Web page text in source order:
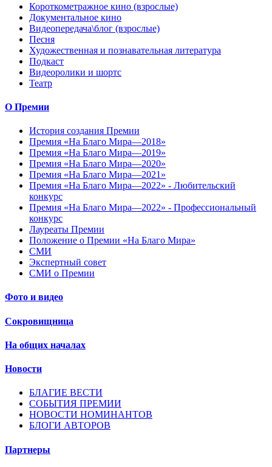
Короткометражное кино (взрослые)
Документальное кино
Видеопередача\блог (взрослые)
Песня
Художественная и познавательная литература
Подкаст
Видеоролики и шортс
Театр
О Премии
История создания Премии
Премия «На Благо Мира—2018»
Премия «На Благо Мира—2019»
Премия «На Благо Мира—2020»
Премия «На Благо Мира—2021»
Премия «На Благо Мира—2022» - Любительский
конкурс
Премия «На Благо Мира—2022» - Профессиональный
конкурс
Лауреаты Премии
Положение о Премии «На Благо Мира»
СМИ
Экспертный совет
СМИ о Премии
Фото и видео
Сокровищница
На общих началах
Новости
БЛАГИЕ ВЕСТИ
СОБЫТИЯ ПРЕМИИ
НОВОСТИ НОМИНАНТОВ
БЛОГИ АВТОРОВ
Партнеры